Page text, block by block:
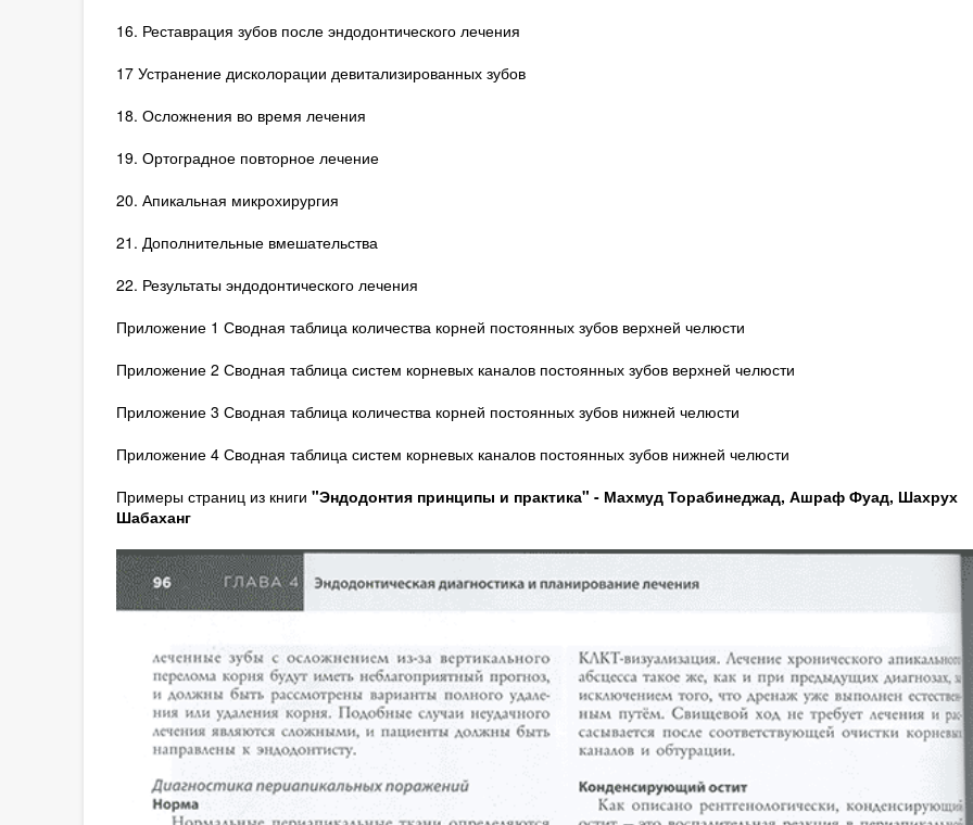
16. Реставрация зубов после эндодонтического лечения
17 Устранение дисколорации девитализированных зубов
18. Осложнения во время лечения
19. Ортоградное повторное лечение
20. Апикальная микрохирургия
21. Дополнительные вмешательства
22. Результаты эндодонтического лечения
Приложение 1 Сводная таблица количества корней постоянных зубов верхней челюсти
Приложение 2 Сводная таблица систем корневых каналов постоянных зубов верхней челюсти
Приложение 3 Сводная таблица количества корней постоянных зубов нижней челюсти
Приложение 4 Сводная таблица систем корневых каналов постоянных зубов нижней челюсти
Примеры страниц из книги "Эндодонтия принципы и практика" - Махмуд Торабинеджад, Ашраф Фуад, Шахрух
Шабаханг